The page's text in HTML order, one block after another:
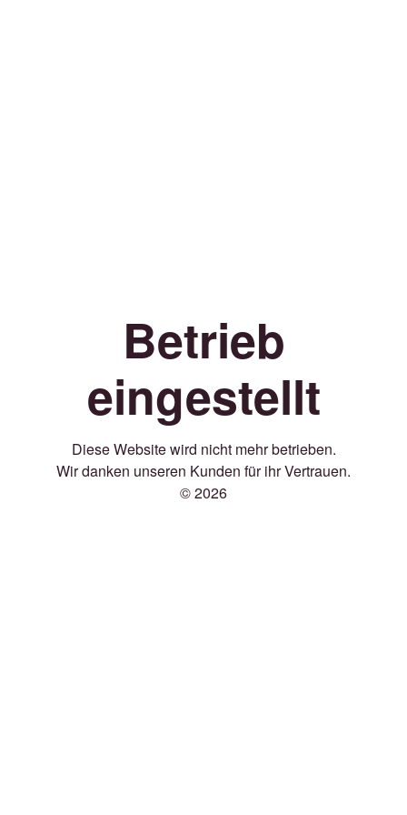
Betrieb
eingestellt
Diese Website wird nicht mehr betrieben.
Wir danken unseren Kunden für ihr Vertrauen.
© 2026